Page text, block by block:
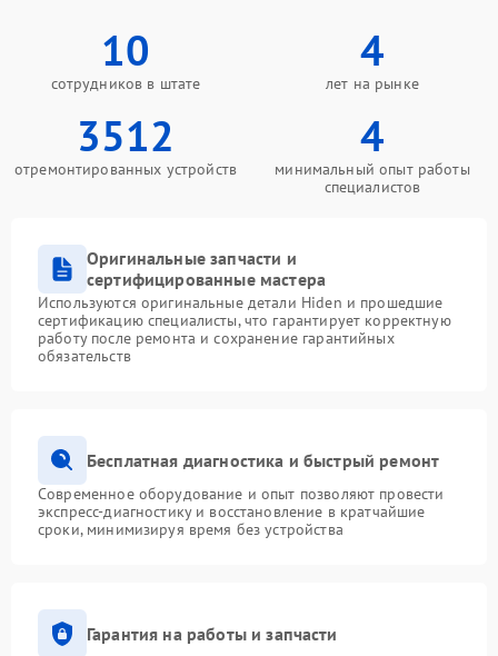
10
сотрудников в штате
4
лет на рынке
3512
отремонтированных устройств
4
минимальный опыт работы
специалистов
Оригинальные запчасти и
сертифицированные мастера
Используются оригинальные детали Hiden и прошедшие
сертификацию специалисты, что гарантирует корректную
работу после ремонта и сохранение гарантийных
обязательств
Бесплатная диагностика и быстрый ремонт
Современное оборудование и опыт позволяют провести
экспресс-диагностику и восстановление в кратчайшие
сроки, минимизируя время без устройства
Гарантия на работы и запчасти